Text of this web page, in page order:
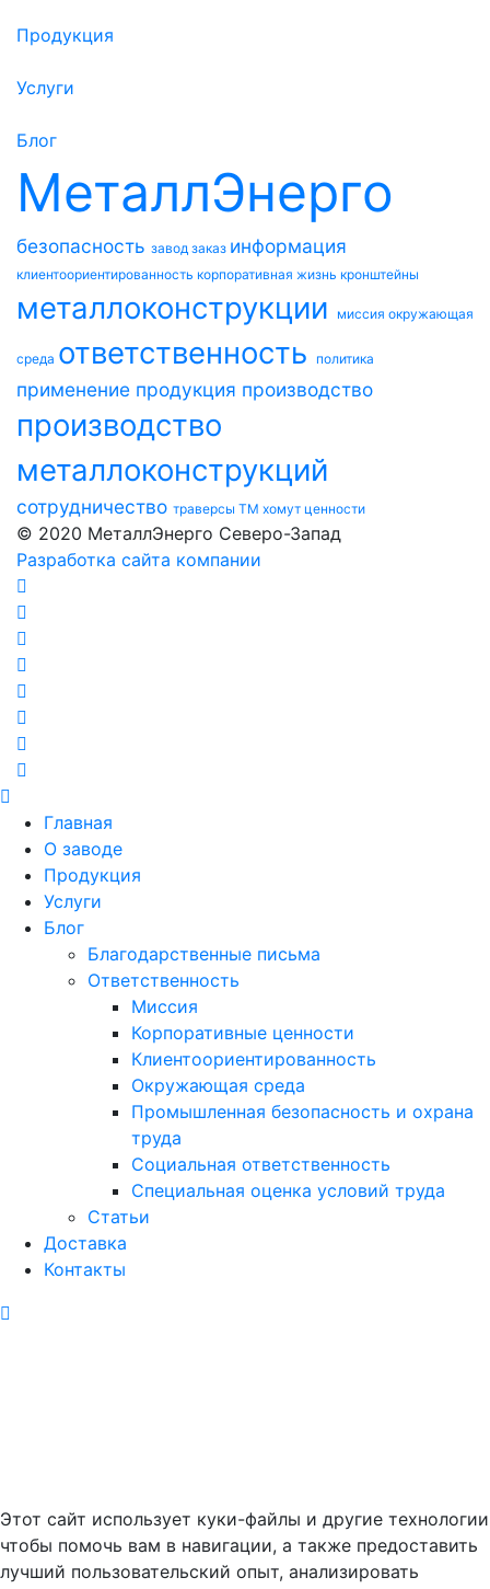
Продукция
Услуги
Блог
МеталлЭнерго
безопасность завод заказ информация
клиентоориентированность корпоративная жизнь кронштейны
металлоконструкции миссия окружающая
среда ответственность политика
применение продукция производство
производство
металлоконструкций
сотрудничество траверсы ТМ хомут ценности
© 2020 МеталлЭнерго Северо-Запад
Разработка сайта компании
Главная
О заводе
Продукция
Услуги
Блог
Благодарственные письма
Ответственность
Миссия
Корпоративные ценности
Клиентоориентированность
Окружающая среда
Промышленная безопасность и охрана
труда
Социальная ответственность
Специальная оценка условий труда
Статьи
Доставка
Контакты
Этот сайт использует куки-файлы и другие
чтобы помочь вам в навигации, а также предоставить
лучший пользовательский опыт, анализировать